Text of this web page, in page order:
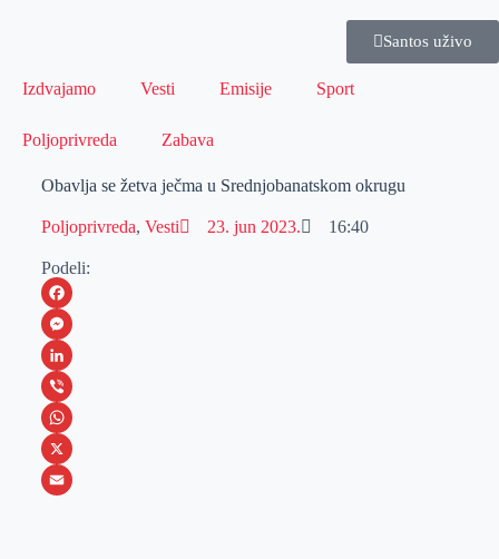
Santos uživo
Izdvajamo Vesti Emisije Sport
Poljoprivreda Zabava
Obavlja se žetva ječma u Srednjobanatskom okrugu
Poljoprivreda, Vesti 23. jun 2023. 16:40
Podeli:
F
a
c
e
b
o
M
e
s
s
e
L
i
n
k
V
i
b
W
h
X